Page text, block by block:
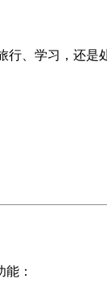
、学习，还
：